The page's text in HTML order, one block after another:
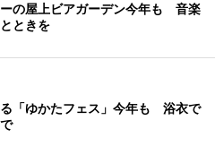
の屋上ビアガーデン今年も 音楽
ときを
「ゆかたフェス」今年も 浴衣で